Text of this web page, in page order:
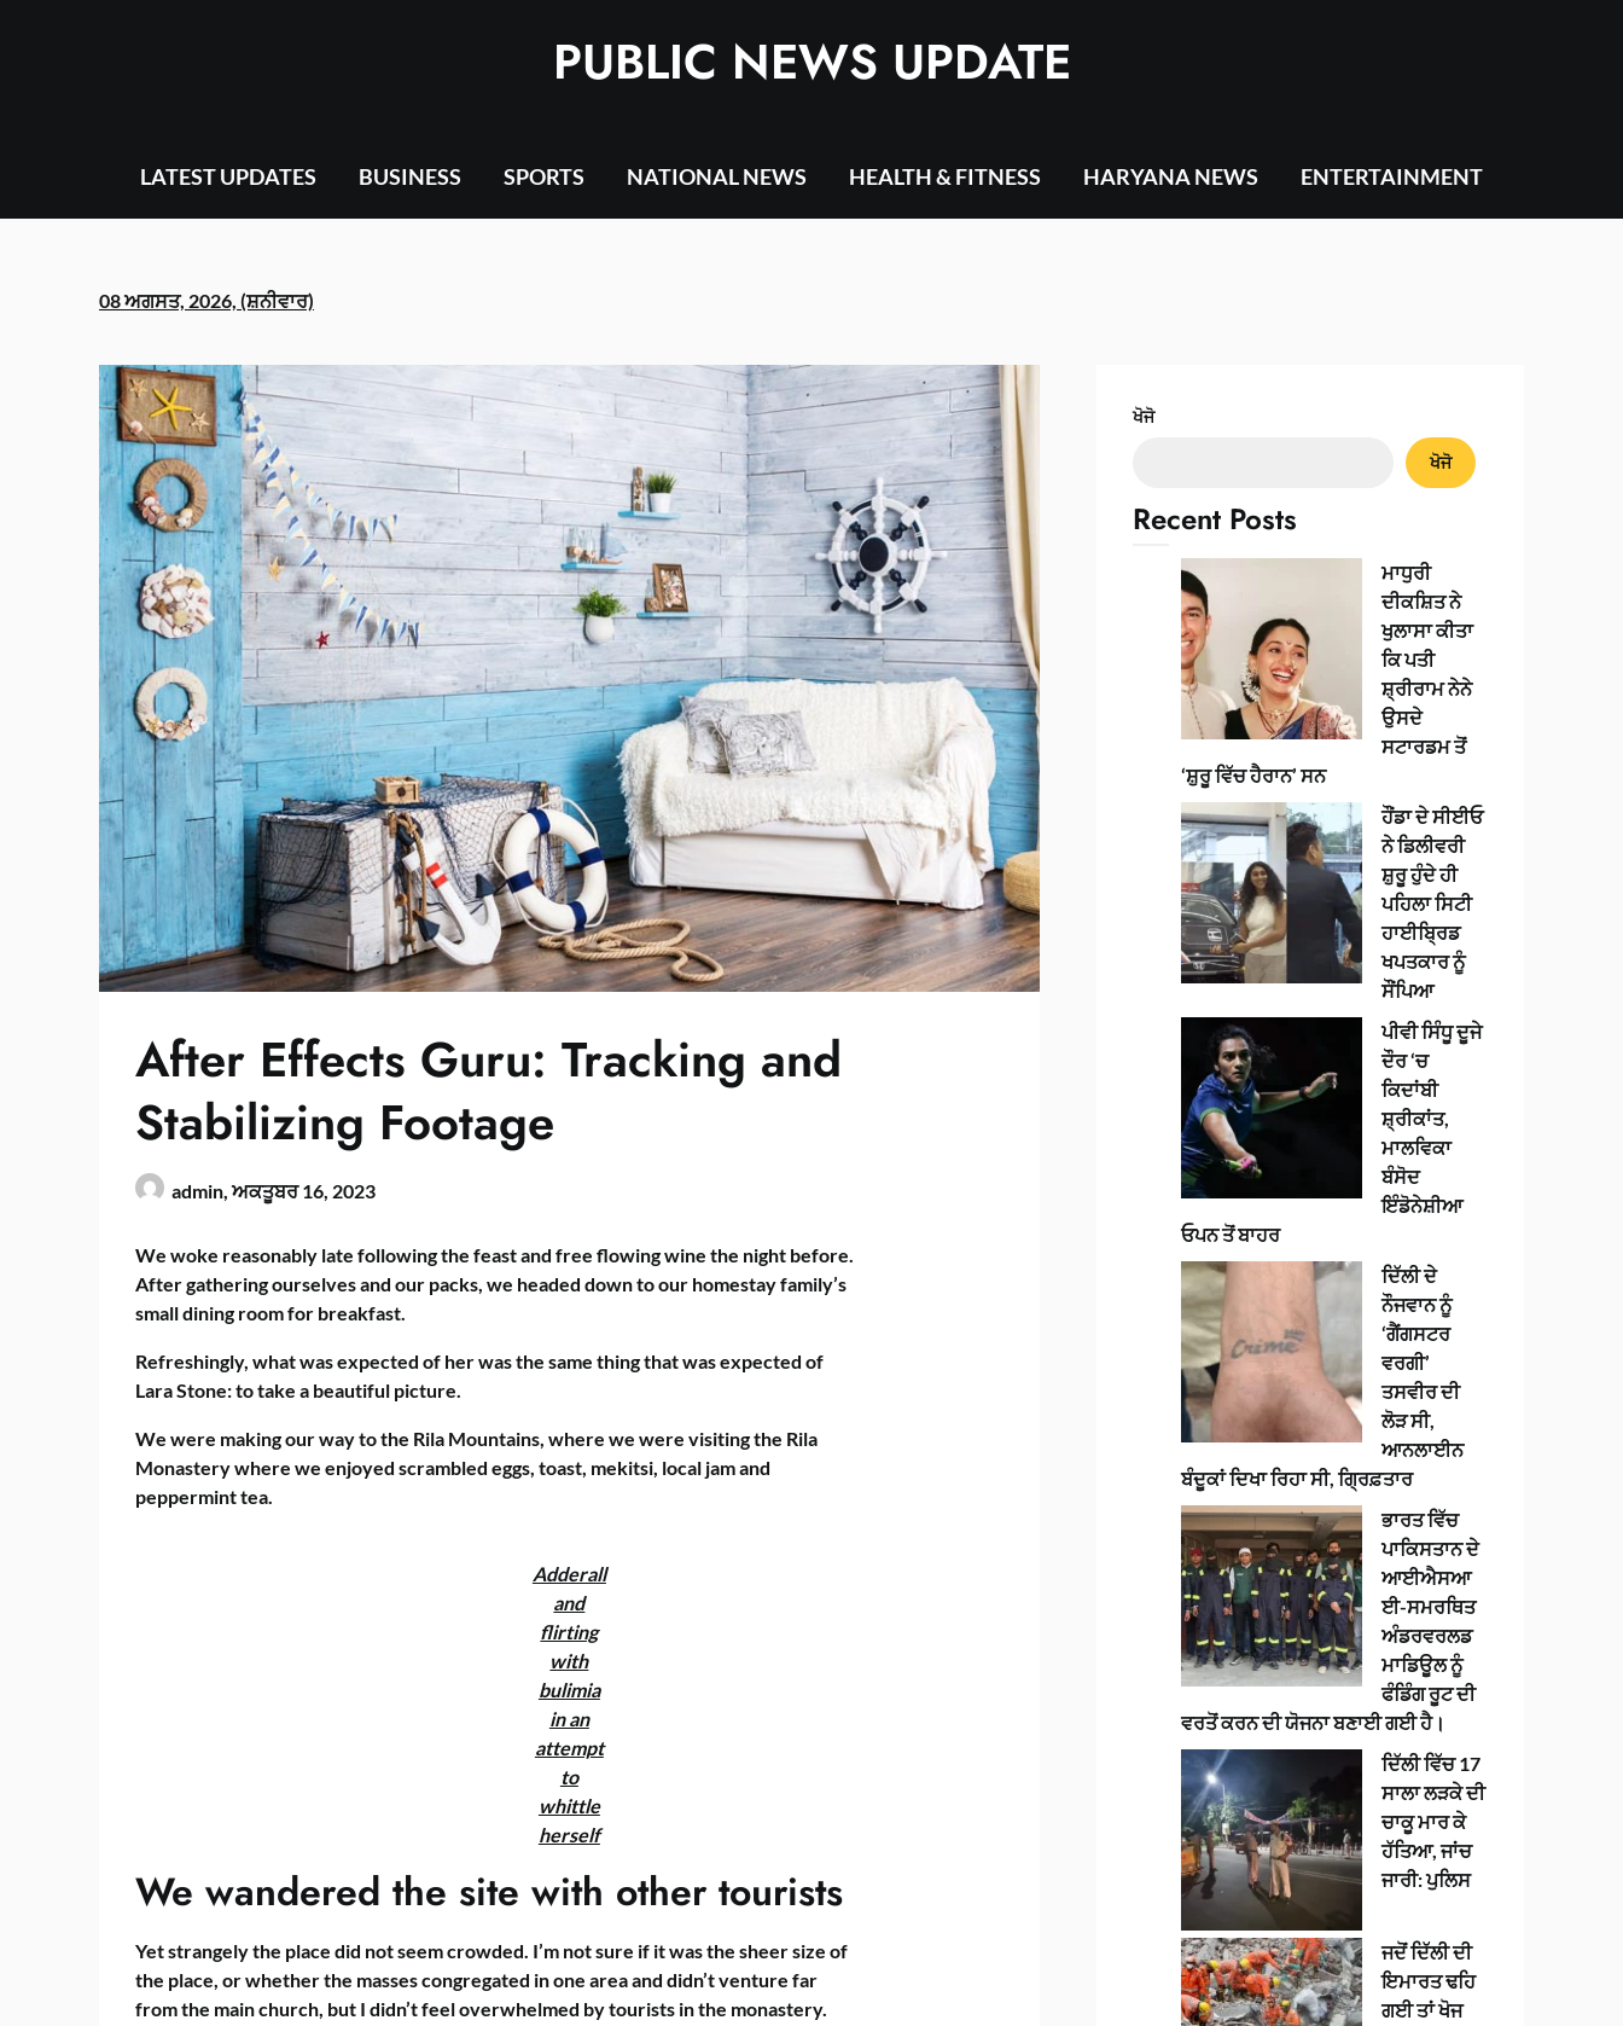
PUBLIC NEWS UPDATE
LATEST UPDATES BUSINESS SPORTS NATIONAL NEWS HEALTH & FITNESS HARYANA NEWS ENTERTAINMENT
08 ਅਗਸਤ, 2026, (ਸ਼ਨੀਵਾਰ)
After Effects Guru: Tracking and
Stabilizing Footage
admin,ਅਕਤੂਬਰ 16, 2023
We woke reasonably late following the feast and free flowing wine the night before.
After gathering ourselves and our packs, we headed down to our homestay family’s
small dining room for breakfast.
Refreshingly, what was expected of her was the same thing that was expected of
Lara Stone: to take a beautiful picture.
We were making our way to the Rila Mountains, where we were visiting the Rila
Monastery where we enjoyed scrambled eggs, toast, mekitsi, local jam and
peppermint tea.
Adderall
and
flirting
with
bulimia
in an
attempt
to
whittle
herself
We wandered the site with other tourists
Yet strangely the place did not seem crowded. I’m not sure if it was the sheer size of
the place, or whether the masses congregated in one area and didn’t venture far
from the main church, but I didn’t feel overwhelmed by tourists in the monastery.
ਖੋਜੋ
ਖੋਜੋ
Recent Posts
ਮਾਧੁਰੀ
ਦੀਕਸ਼ਿਤ ਨੇ
ਖੁਲਾਸਾ ਕੀਤਾ
ਕਿ ਪਤੀ
ਸ਼੍ਰੀਰਾਮ ਨੇਨੇ
ਉਸਦੇ
ਸਟਾਰਡਮ ਤੋਂ
‘ਸ਼ੁਰੂ ਵਿੱਚ ਹੈਰਾਨ’ ਸਨ
ਹੌਂਡਾ ਦੇ ਸੀਈਓ
ਨੇ ਡਿਲੀਵਰੀ
ਸ਼ੁਰੂ ਹੁੰਦੇ ਹੀ
ਪਹਿਲਾ ਸਿਟੀ
ਹਾਈਬ੍ਰਿਡ
ਖਪਤਕਾਰ ਨੂੰ
ਸੌਂਪਿਆ
ਪੀਵੀ ਸਿੰਧੂ ਦੂਜੇ
ਦੌਰ ‘ਚ
ਕਿਦਾਂਬੀ
ਸ਼੍ਰੀਕਾਂਤ,
ਮਾਲਵਿਕਾ
ਬੰਸੋਦ
ਇੰਡੋਨੇਸ਼ੀਆ
ਓਪਨ ਤੋਂ ਬਾਹਰ
ਦਿੱਲੀ ਦੇ
ਨੌਜਵਾਨ ਨੂੰ
‘ਗੈਂਗਸਟਰ
ਵਰਗੀ’
ਤਸਵੀਰ ਦੀ
ਲੋੜ ਸੀ,
ਆਨਲਾਈਨ
ਬੰਦੂਕਾਂ ਦਿਖਾ ਰਿਹਾ ਸੀ, ਗ੍ਰਿਫ਼ਤਾਰ
ਭਾਰਤ ਵਿੱਚ
ਪਾਕਿਸਤਾਨ ਦੇ
ਆਈਐਸਆ
ਈ-ਸਮਰਥਿਤ
ਅੰਡਰਵਰਲਡ
ਮਾਡਿਊਲ ਨੂੰ
ਫੰਡਿੰਗ ਰੂਟ ਦੀ
ਵਰਤੋਂ ਕਰਨ ਦੀ ਯੋਜਨਾ ਬਣਾਈ ਗਈ ਹੈ।
ਦਿੱਲੀ ਵਿੱਚ 17
ਸਾਲਾ ਲੜਕੇ ਦੀ
ਚਾਕੂ ਮਾਰ ਕੇ
ਹੱਤਿਆ, ਜਾਂਚ
ਜਾਰੀ: ਪੁਲਿਸ
ਜਦੋਂ ਦਿੱਲੀ ਦੀ
ਇਮਾਰਤ ਢਹਿ
ਗਈ ਤਾਂ ਖੋਜ